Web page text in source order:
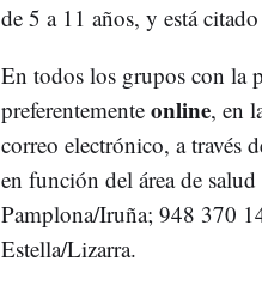
de 5 a 11 años, y está
En todos los grupos con la
preferentemente online, en
correo electrónico, a través
en función del área de
Pamplona/Iruña; 948 370
Estella/Lizarra.